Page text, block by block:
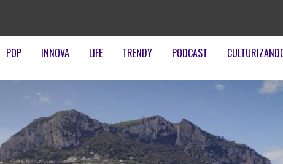
POP INNOVA LIFE TRENDY PODCAST